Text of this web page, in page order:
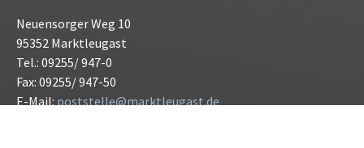
Neuensorger Weg 10
95352 Marktleugast
Tel.: 09255/ 947-0
Fax: 09255/ 947-50
E-Mail: poststelle@marktleugast.de